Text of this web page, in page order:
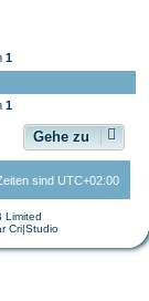
1
1
Gehe zu
sind UTC+02:00
Limited
Cri|Studio